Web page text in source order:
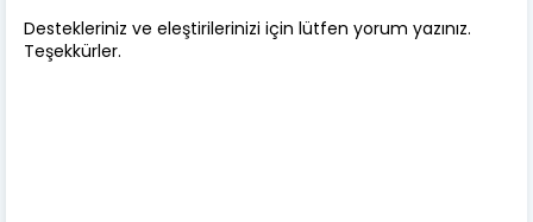
Destekleriniz ve eleştirilerinizi için lütfen yorum yazınız.
Teşekkürler.